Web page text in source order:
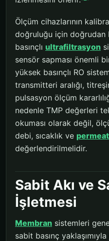
Ölçüm cihazlarının
doğruluğu için doğrudan
basınçlı ultrafiltrasyon
sensör sapması önemli
yüksek basınçlı RO
transmitteri aralığı,
pulsasyon ölçüm
nedenle TMP değerleri
okuması olarak değil,
debi, sıcaklık ve permeat
değerlendirilmelidir.
Sabit Akı ve
İşletmesi
Membran sistemleri
sabit basınç